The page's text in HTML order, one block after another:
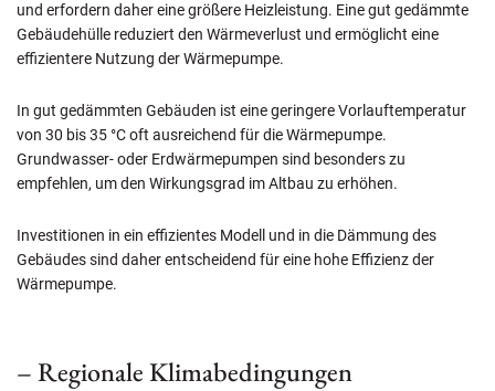
und erfordern daher eine größere Heizleistung. Eine gut gedämmte
Gebäudehülle reduziert den Wärmeverlust und ermöglicht eine
effizientere Nutzung der Wärmepumpe.
In gut gedämmten Gebäuden ist eine geringere Vorlauftemperatur
von 30 bis 35 °C oft ausreichend für die Wärmepumpe.
Grundwasser- oder Erdwärmepumpen sind besonders zu
empfehlen, um den Wirkungsgrad im Altbau zu erhöhen.
Investitionen in ein effizientes Modell und in die Dämmung des
Gebäudes sind daher entscheidend für eine hohe Effizienz der
Wärmepumpe.
– Regionale Klimabedingungen